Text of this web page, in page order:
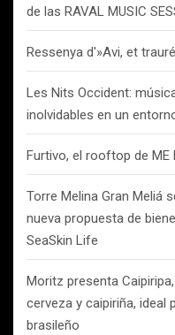
de las RAVAL MUSIC
Ressenya d'»Avi, et
Les Nits Occident:
inolvidables en un
Furtivo, el rooftop de ME
Torre Melina Gran Meliá
nueva propuesta de
SeaSkin Life
Moritz presenta
cerveza y caipiriña, ideal
brasileño